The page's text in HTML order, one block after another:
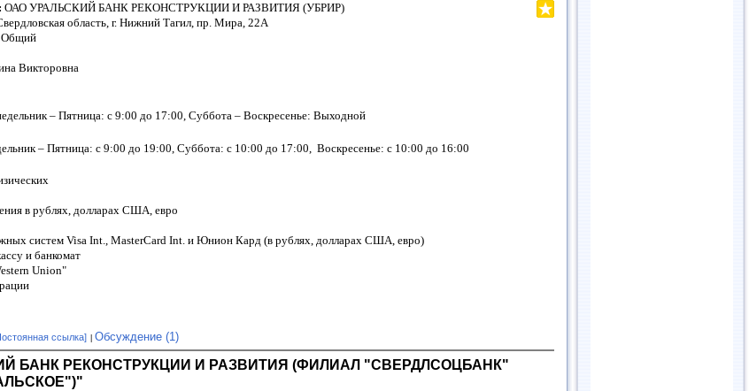
ОАО УРАЛЬСКИЙ БАНК РЕКОНСТРУКЦИИ И РАЗВИТИЯ (УБРИР)
область, г. Нижний Тагил, пр. Мира, 22А
Общий
Викторовна
– Пятница: с 9:00 до 17:00, Суббота – Воскресенье: Выходной
– Пятница: с 9:00 до 19:00, Суббота: с 10:00 до 17:00, Воскресенье: с 10:00 до 16:00
в рублях, долларах США, евро
систем Visa Int., MasterCard Int. и Юнион Кард (в рублях, долларах США, евро)
и банкомат
Union"
ссылка] Обсуждение (1)
БАНК РЕКОНСТРУКЦИИ И РАЗВИТИЯ (ФИЛИАЛ "СВЕРДЛСОЦБАНК"